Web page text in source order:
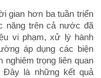
gian hơn ba tuần triển
năng trên cả nước đã
vi phạm, xử lý hành
áp dụng các biện
nghiêm trọng liên quan
là những kết quả